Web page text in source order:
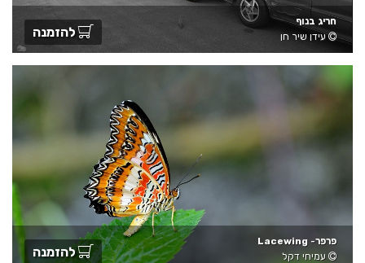
חריג בנוף
עידן שיר חן
להזמנה
פרפר- Lacewing
עמיחי דקל
להזמנה